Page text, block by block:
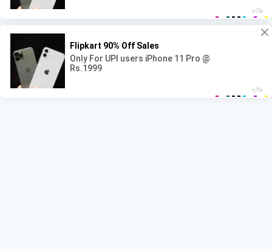
navigation
Jacaylkaygi,
xaaskaygii,
hantidaydii, part20
NEXT
xaaskaygii,